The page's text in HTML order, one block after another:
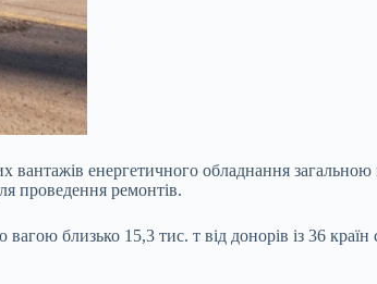
вантажів енергетичного обладнання
проведення ремонтів.
близько 15,3 тис. т від донорів із 36 країн